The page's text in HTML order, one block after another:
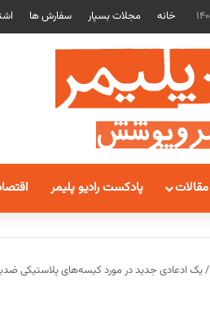
خانه مجلات بسپار سفارش ها
مقالات پادکست رادیو پلیمر
/یک ادعادی جدید در مورد کیسه‌های پلاستیکی